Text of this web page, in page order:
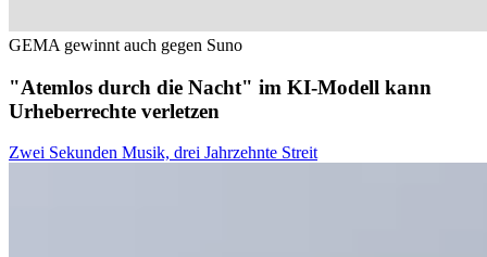
GEMA gewinnt auch gegen Suno
"Atemlos durch die Nacht" im KI-Modell kann
Urheberrechte verletzen
Zwei Sekunden Musik, drei Jahrzehnte Streit